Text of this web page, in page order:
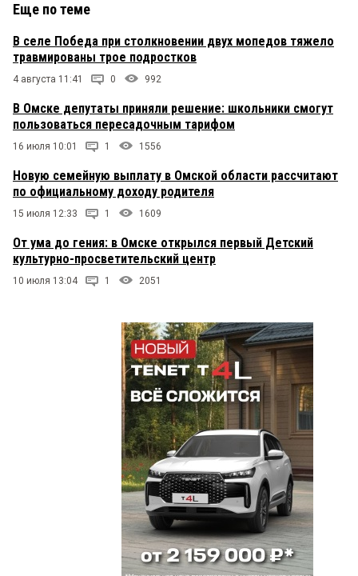
Еще по теме
В селе Победа при столкновении двух мопедов тяжело
травмированы трое подростков
4 августа 11:41 0 992
В Омске депутаты приняли решение: школьники смогут
пользоваться пересадочным тарифом
16 июля 10:01 1 1556
Новую семейную выплату в Омской области рассчитают
по официальному доходу родителя
15 июля 12:33 1 1609
От ума до гения: в Омске открылся первый Детский
культурно-просветительский центр
10 июля 13:04 1 2051